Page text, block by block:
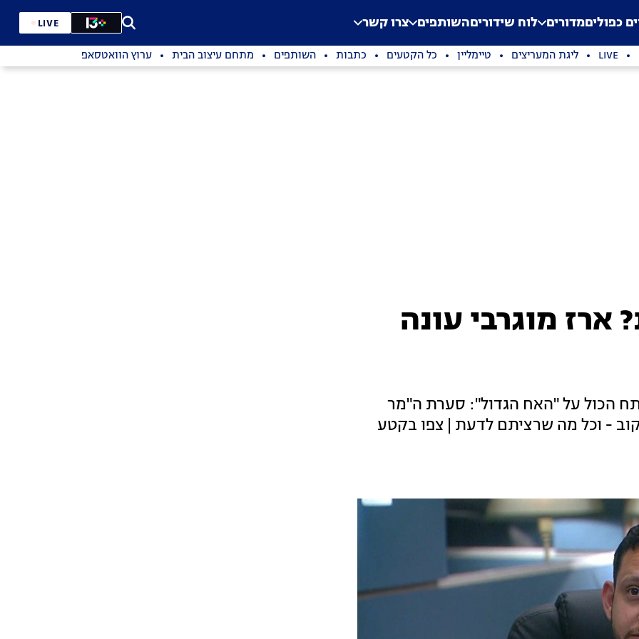
Application error: a
. כפוליםמדורים לוח שידוריםהשותפים צרו קשר LIVE
LIVE ליגת המעריצים טיימליין כל הקטעים כתבות השותפים מתחם עיצוב הבית ערוץ הוואטסאפ
מוגרבי עונה
הכול על "האח הגדול": סערת ה"מר
- וכל מה שרציתם לדעת | צפו בקטע